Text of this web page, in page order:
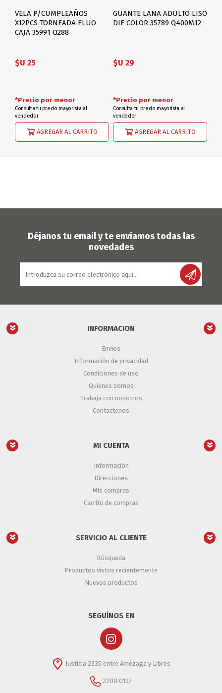
VELA P/CUMPLEAÑOS
X12PCS TORNEADA FLUO
CAJA 35991 Q288
$U 25
AGREGAR AL CARRITO
*Precio por menor
Consulta tu precio mayorista al
vendedor
GUANTE LANA ADULTO LISO
DIF COLOR 35789 Q400M12
$U 29
AGREGAR AL CARRITO
*Precio por menor
Consulta tu precio mayorista al
vendedor
Déjanos tu email y te enviamos todas las
novedades
INFORMACION
Envíos
Información de privacidad
Condiciones de uso
Quienes somos
Trabaja con nosotros
Contactenos
MI CUENTA
Información
Direcciones
Mis compras
Carrito de compras
SERVICIO AL CLIENTE
Búsqueda
Productos vistos recientemente
Nuevos productos
SEGUÍNOS EN
Justicia 2335 entre Amézaga y Libres
2200 0127